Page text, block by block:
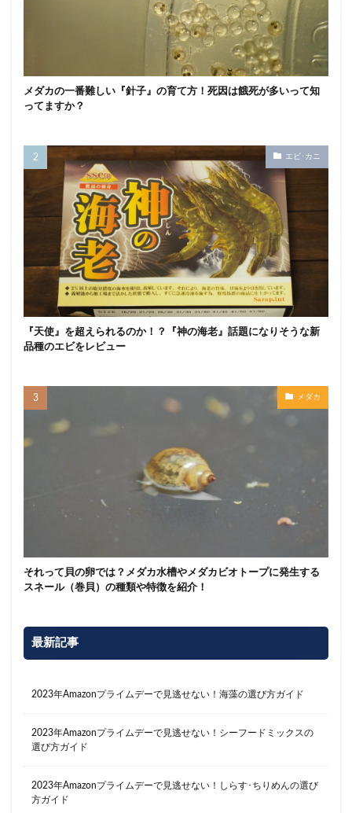
メダカの一番難しい『針子』の育て方！死因は餓死が多いって知
ってますか？
エビ･カニ
『天使』を超えられるのか！？『神の海老』話題になりそうな新
品種のエビをレビュー
メダカ
それって貝の卵では？メダカ水槽やメダカビオトープに発生する
スネール（巻貝）の種類や特徴を紹介！
最新記事
2023年Amazonプライムデーで見逃せない！海藻の選び方ガイド
2023年Amazonプライムデーで見逃せない！シーフードミックスの
選び方ガイド
2023年Amazonプライムデーで見逃せない！しらす･ちりめんの選び
方ガイド